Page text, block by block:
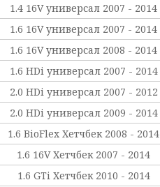
1.4 16V универсал 2007 - 2014
1.6 16V универсал 2007 - 2014
1.6 16V универсал 2008 - 2014
1.6 HDi универсал 2007 - 2014
2.0 HDi универсал 2007 - 2012
2.0 HDi универсал 2009 - 2014
1.6 BioFlex Хетчбек 2008 - 2014
1.6 16V Хетчбек 2007 - 2014
1.6 GTi Хетчбек 2010 - 2014